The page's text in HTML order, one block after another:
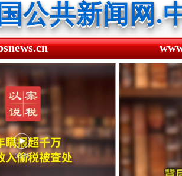
法制新闻网.
法治新闻网.
法院新闻网.
万 隐匿收入偷税被查处..